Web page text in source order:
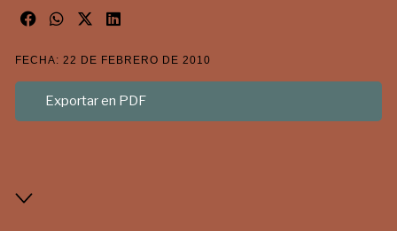
FECHA: 22 DE FEBRERO DE 2010
Exportar en PDF